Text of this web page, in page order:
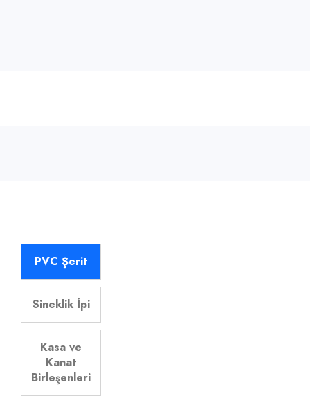
PVC Şerit
Sineklik İpi
Kasa ve
Kanat
Birleşenleri